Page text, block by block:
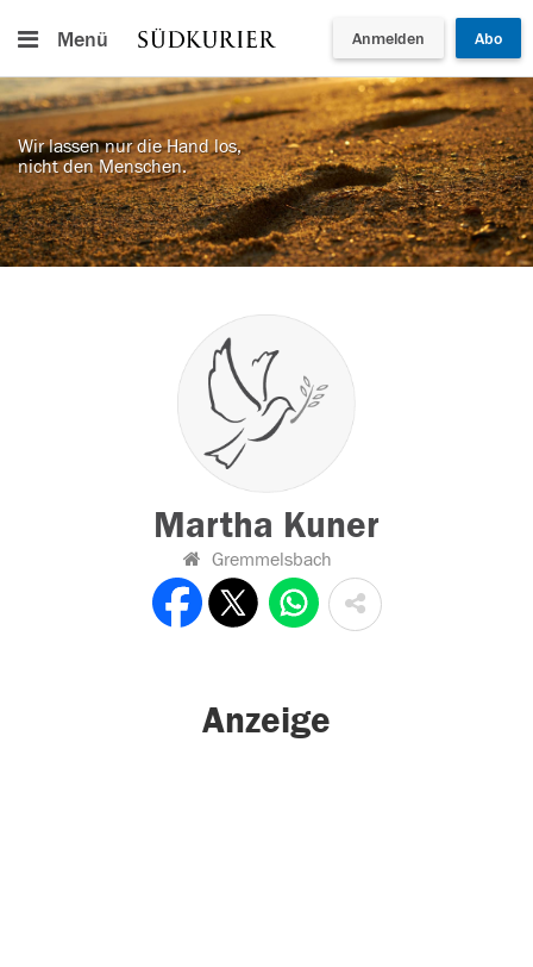
Menü Anmelden Abo
Wir lassen nur die Hand los,
nicht den Menschen.
Martha Kuner
Gremmelsbach
Anzeige